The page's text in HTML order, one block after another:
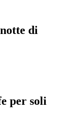
di
per soli